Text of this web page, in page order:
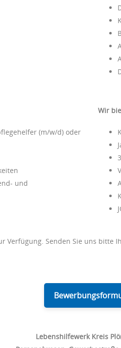
(m/w/d) oder
und
Wir
Verfügung. Senden Sie uns
Lebenshilfewerk Kreis